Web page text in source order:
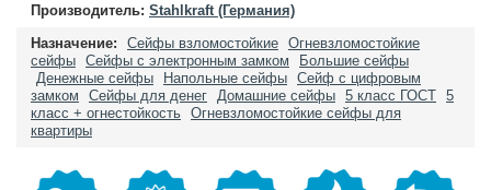
Производитель: Stahlkraft (Германия)
Назначение:
Сейфы взломостойкие Огневзломостойкие
сейфы Сейфы с электронным замком
Большие сейфы
Денежные сейфы
Напольные сейфы Сейф с цифровым
замком
Сейфы для денег Домашние сейфы 5 класс ГОСТ 5
класс + огнестойкость Огневзломостойкие сейфы для
квартиры